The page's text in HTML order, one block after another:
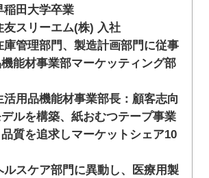
稲田大学卒業
友スリーエム(株) 入社
庫管理部門、製造計画部門に従事
能材事業部マーケッティング部
活用品機能材事業部長：顧客志向
ルを構築、紙おむつテープ事業
質を追求しマーケットシェア10
ルスケア部門に異動し、医療用製